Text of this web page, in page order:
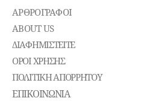
ΑΡΘΡΟΓΡΑΦΟΙ
ABOUT US
ΔΙΑΦΗΜΙΣΤΕΊΤΕ
ΌΡΟΙ ΧΡΉΣΗΣ
ΠΟΛΙΤΙΚΉ ΑΠΟΡΡΉΤΟΥ
ΕΠΙΚΟΙΝΩΝΊΑ